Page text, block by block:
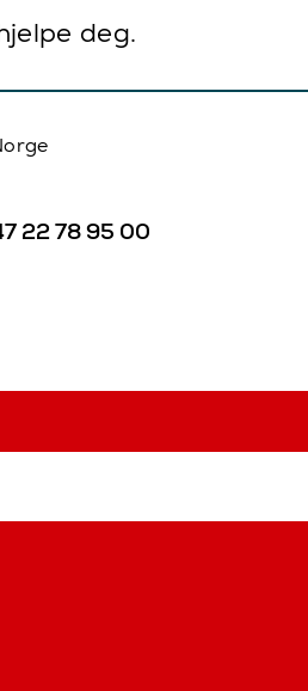
deg.
22 78 95 00